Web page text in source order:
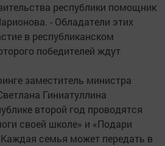
республики помощник
- Обладатели этих
в республиканском
победителей ждут
заместитель министра
Гиниатуллина
второй год проводятся
своей школе» и «Подари
семья может передать в